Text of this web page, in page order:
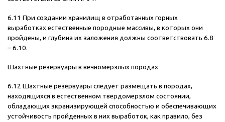
6.11 При создании хранилищ в отработанных горных
выработках естественные породные массивы, в которых они
пройдены, и глубина их заложения должны соответствовать 6.8
– 6.10.
Шахтные резервуары в вечномерзлых породах
6.12 Шахтные резервуары следует размещать в породах,
находящихся в естественном твердомерзлом состоянии,
обладающих экранизирующей способностью и обеспечивающих
устойчивость пройденных в них выработок, как правило, без